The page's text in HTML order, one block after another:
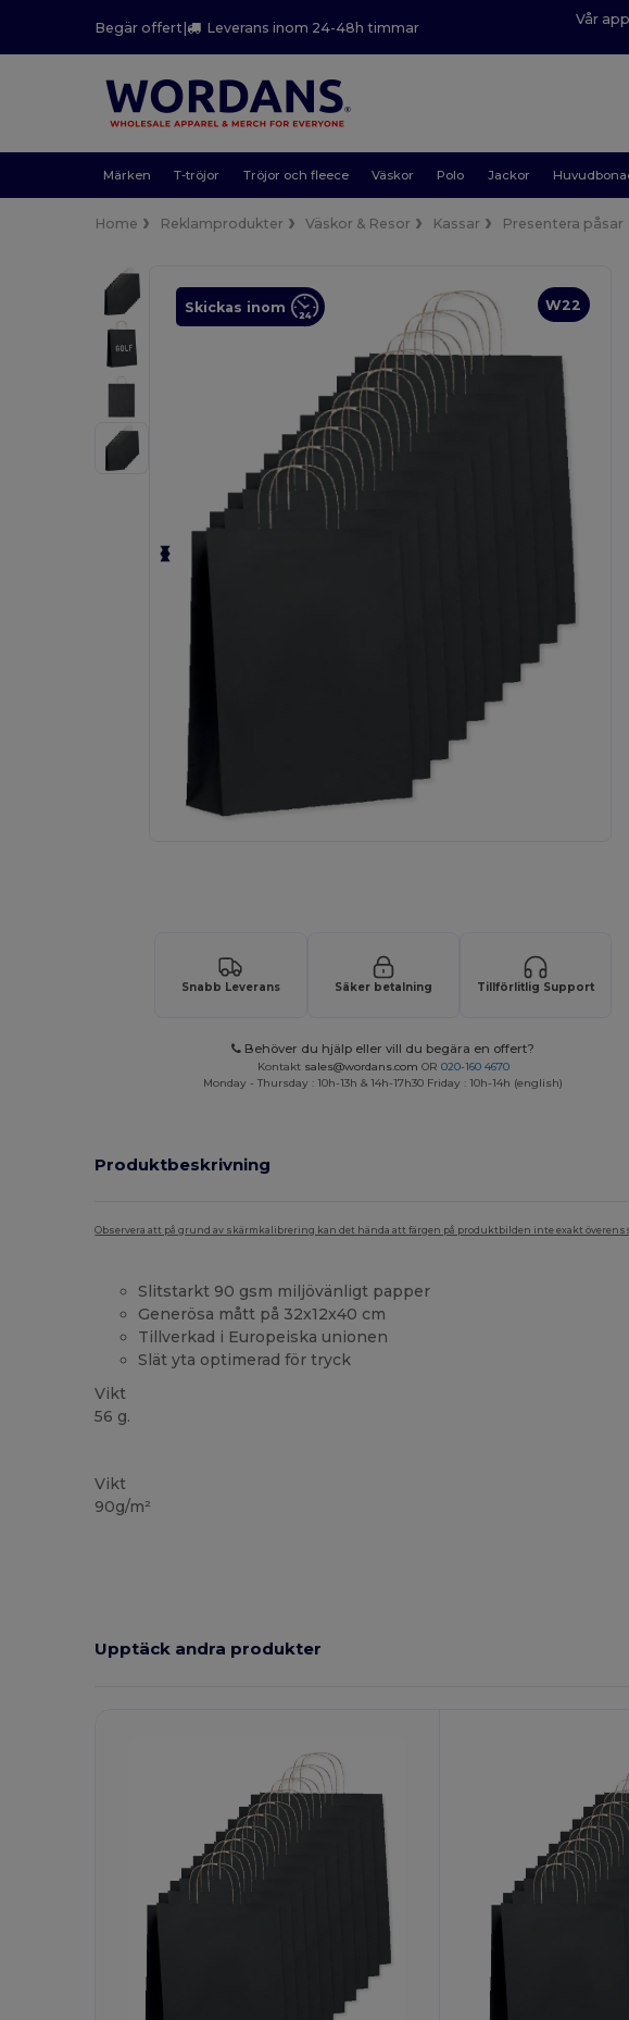
Begär offert| Leverans inom 24-48h timmar
Vår
Märken T-tröjor Tröjor och fleece Väskor Polo Jackor
Home Reklamprodukter Väskor & Resor Kassar Presentera påsar
W22
Skickas inom
Snabb Leverans Säker betalning Tillförlitlig Support
Behöver du hjälp eller vill du begära en offert?
Kontakt sales@wordans.com OR 020-160 4670
Monday - Thursday : 10h-13h & 14h-17h30 Friday : 10h-14h (english)
Produktbeskrivning
Observera att på grund av skärmkalibrering kan det hända att färgen på produktbilden inte exakt
Slitstarkt 90 gsm miljövänligt papper
Generösa mått på 32x12x40 cm
Tillverkad i Europeiska unionen
Slät yta optimerad för tryck
Vikt
56 g.
Vikt
90g/m²
Upptäck andra produkter
Anpassa